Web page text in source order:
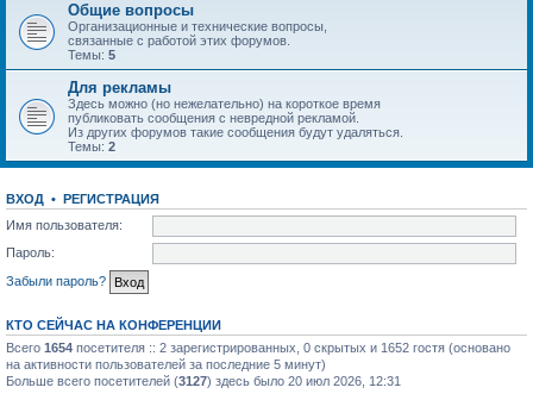
Общие вопросы
Организационные и технические вопросы,
связанные с работой этих форумов.
Темы: 5
Для рекламы
Здесь можно (но нежелательно) на короткое время
публиковать сообщения с невредной рекламой.
Из других форумов такие сообщения будут удаляться.
Темы: 2
ВХОД • РЕГИСТРАЦИЯ
Имя пользователя:
Пароль:
Забыли пароль?
КТО СЕЙЧАС НА КОНФЕРЕНЦИИ
Всего 1654 посетителя :: 2 зарегистрированных, 0 скрытых и 1652 гостя (основано
на активности пользователей за последние 5 минут)
Больше всего посетителей (3127) здесь было 20 июл 2026, 12:31